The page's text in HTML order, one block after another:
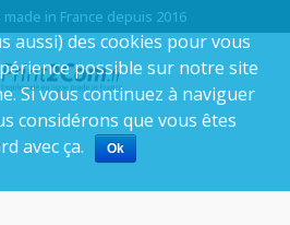
in France depuis 2016
aussi) des cookies pour vous
possible sur notre site
Si vous continuez à naviguer
considérons que vous êtes
avec ça.
Ok